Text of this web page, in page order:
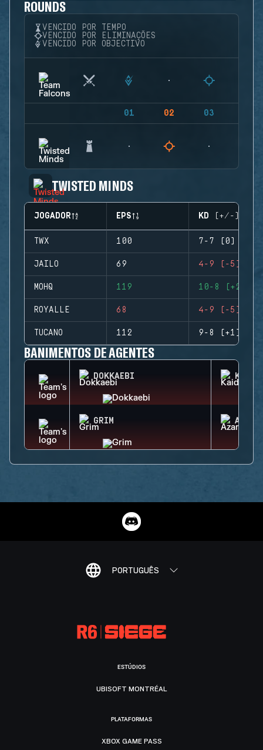
ROUNDS
VENCIDO POR TEMPO
VENCIDO POR ELIMINAÇÕES
VENCIDO POR OBJECTIVO
01 02 03
TWISTED MINDS
JOGADOR EPS KD (+/-)
TWX 100 7-7 (0)
JAILO 69 4-9 (-5)
MOHQ 119 10-8 (+2)
ROYALLE 68 4-9 (-5)
TUCANO 112 9-8 (+1)
BANIMENTOS DE AGENTES
DOKKAEBI KAID
GRIM AZAMI
PORTUGUÊS
ESTÚDIOS
UBISOFT MONTRÉAL
PLATAFORMAS
XBOX GAME PASS